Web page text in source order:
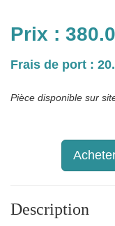
Prix :
Frais de port :
Pièce disponible sur
Description